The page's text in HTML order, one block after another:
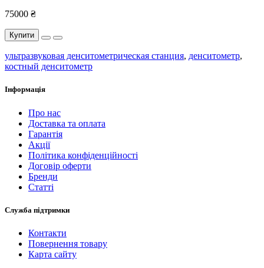
75000 ₴
Купити
ультразвуковая денситометрическая станция, денситометр,
костный денситометр
Інформація
Про нас
Доставка та оплата
Гарантія
Акції
Політика конфіденційності
Договір оферти
Бренди
Статті
Служба підтримки
Контакти
Повернення товару
Карта сайту